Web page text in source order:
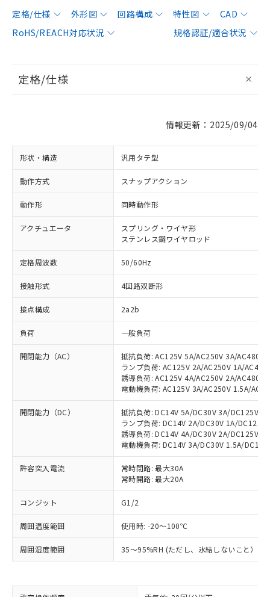
定格/仕様 外形図 回路構成 特性図
CAD
RoHS/REACH対応状況
規格認証/適合状況
定格/仕様
情報更新：2025/09/04
形状・構造 汎用タテ型
動作方式 スナップアクション
動作形 同時動作形
アクチュエータ
スプリング・ワイヤ形
ステンレス鋼ワイヤロッド
定格周波数 50/60Hz
接触形式 4回路双断形
接点構成 2a2b
負荷 一般負荷
開閉能力（AC）
抵抗負荷: AC125V 5A/AC250V 3A/AC480V
ランプ負荷: AC125V 2A/AC250V 1A/
誘導負荷: AC125V 4A/AC250V 2A/AC480V
電動機負荷: AC125V 3A/AC250V 1.5A/
開閉能力（DC）
抵抗負荷: DC14V 5A/DC30V 3A/DC125V
ランプ負荷: DC14V 2A/DC30V 1A/
誘導負荷: DC14V 4A/DC30V 2A/DC125V
電動機負荷: DC14V 3A/DC30V 1.5A/
許容突入電流
常時閉路: 最大30A
常時開路: 最大20A
コンジット G1/2
周囲温度範囲 使用時: -20～100℃
周囲湿度範囲 35～95%RH (ただし、氷結しないこと）
ご利用条件
対応済み：EU RoHS指令（10物質）の
非含有に対応した製品が提供可能な商品で
対応予定：EU RoHS指令（10物質）の非含
対応予定なし：EU RoHS指令（10物質）の